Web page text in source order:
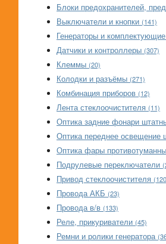
Блоки предохранителей,
Выключатели и кнопки (141)
Генераторы и
Датчики и контроллеры (307)
Клеммы (20)
Колодки и разъёмы (271)
Комбинация приборов (12)
Лента стеклоочистителя (11)
Оптика задние фонари
Оптика переднее освещение
Оптика фары
Подрулевые переключатели
Привод стеклоочистителя
Провода АКБ (23)
Провода в/в (133)
Реле, прикуриватели (45)
Ремни и ролики генератора